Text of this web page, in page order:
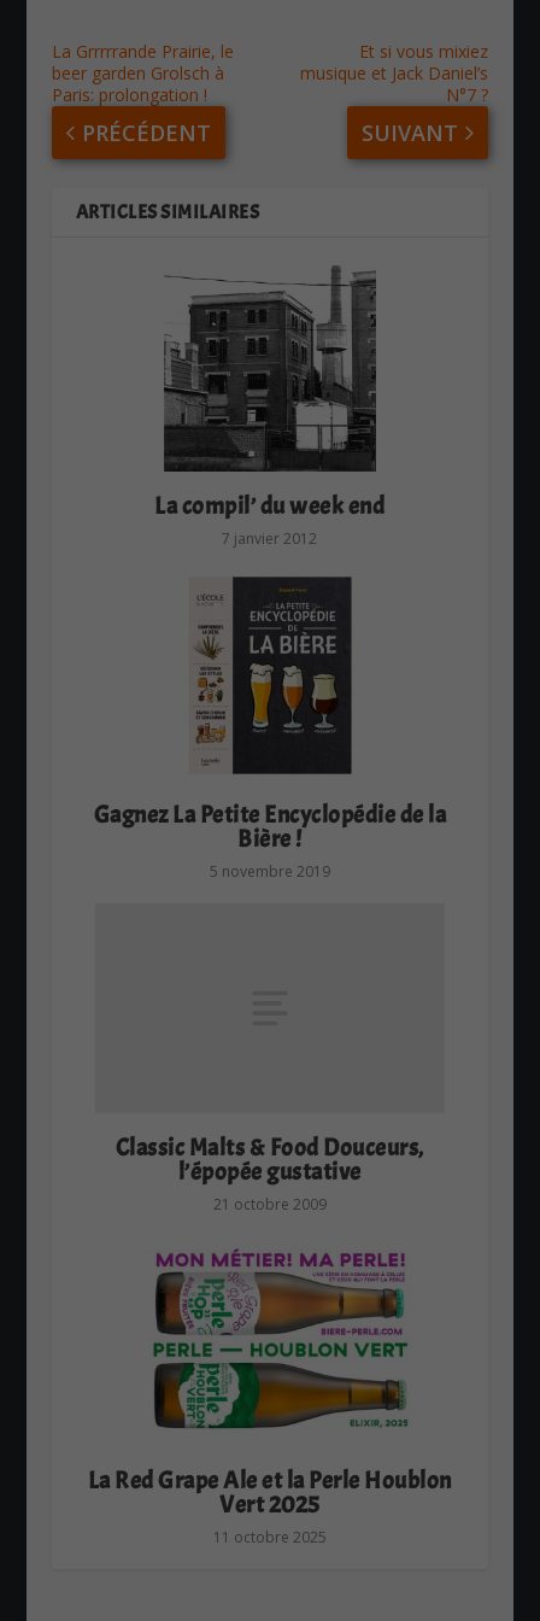
La Grrrrrande Prairie, le
beer garden Grolsch à
Paris: prolongation !
PRÉCÉDENT
Et si vous mixiez
musique et Jack Daniel’s
N°7 ?
SUIVANT
ARTICLES SIMILAIRES
La compil’ du week end
7 janvier 2012
Gagnez La Petite Encyclopédie de la
Bière !
5 novembre 2019
Classic Malts & Food Douceurs,
l’épopée gustative
21 octobre 2009
La Red Grape Ale et la Perle Houblon
Vert 2025
11 octobre 2025